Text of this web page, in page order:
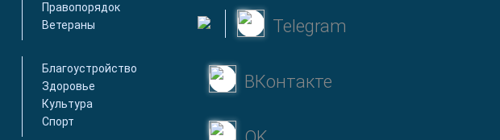
Правопорядок
Ветераны
Благоустройство
Здоровье
Культура
Спорт
Telegram
ВКонтакте